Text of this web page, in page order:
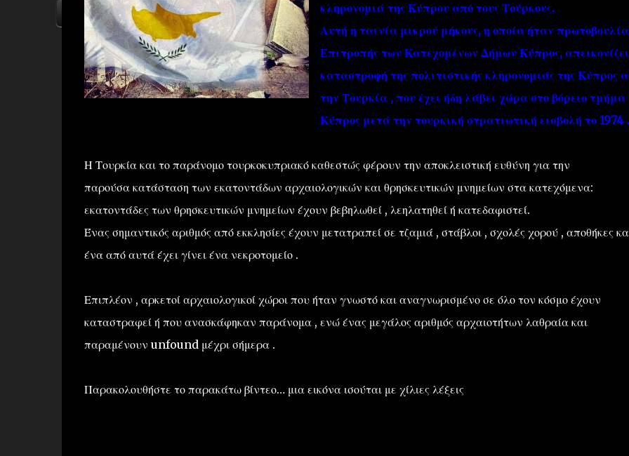
ΑΡΧΙΚΗ YOUTUBE FACEBOOK ''ΜΑΓΕΜΕΝΕΣ'' /PROJECT ΣΧΕΤΙΚΑ/ABOUT
κληρονομιά της Κύπρου από τους Τούρκους.
Αυτή η ταινία μικρού μήκους, η οποία ήταν
Επιτροπής των Κατεχομένων Δήμων Κύπρος,
καταστροφή της πολιτιστικής κληρονομιάς της Κύπρος
την Τουρκία , που έχει ήδη λάβει χώρα στο βόρειο τμήμα
Κύπρος μετά την τουρκική στρατιωτική εισβολή το 1974 .
Η Τουρκία και το παράνομο τουρκοκυπριακό καθεστώς φέρουν την αποκλειστική ευθύνη για την
παρούσα κατάσταση των εκατοντάδων αρχαιολογικών και θρησκευτικών μνημείων στα κατεχόμενα:
εκατοντάδες των θρησκευτικών μνημείων έχουν βεβηλωθεί , λεηλατηθεί ή κατεδαφιστεί.
Ένας σημαντικός αριθμός από εκκλησίες έχουν μετατραπεί σε τζαμιά , στάβλοι , σχολές χορού , αποθήκες
ένα από αυτά έχει γίνει ένα νεκροτομείο .
Επιπλέον , αρκετοί αρχαιολογικοί χώροι που ήταν γνωστό και αναγνωρισμένο σε όλο τον κόσμο έχουν
καταστραφεί ή που ανασκάφηκαν παράνομα , ενώ ένας μεγάλος αριθμός αρχαιοτήτων λαθραία και
παραμένουν unfound μέχρι σήμερα .
Παρακολουθήστε το παρακάτω βίντεο… μια εικόνα ισούται με χίλιες λέξεις